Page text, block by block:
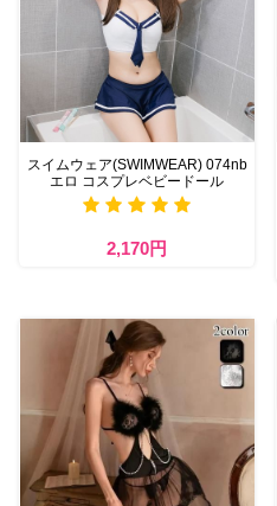
スイムウェア(SWIMWEAR) 074nb
エロ コスプレベビードール
2,170円